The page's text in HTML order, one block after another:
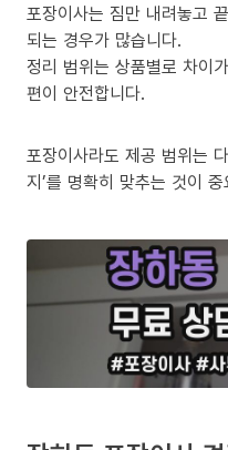
포장이사는 짐만 내려놓고
되는 경우가 많습니다.
정리 범위는 상품별로 차이
편이 안전합니다.
포장이사라도 제공 범위는
지’를 명확히 맞추는 것이